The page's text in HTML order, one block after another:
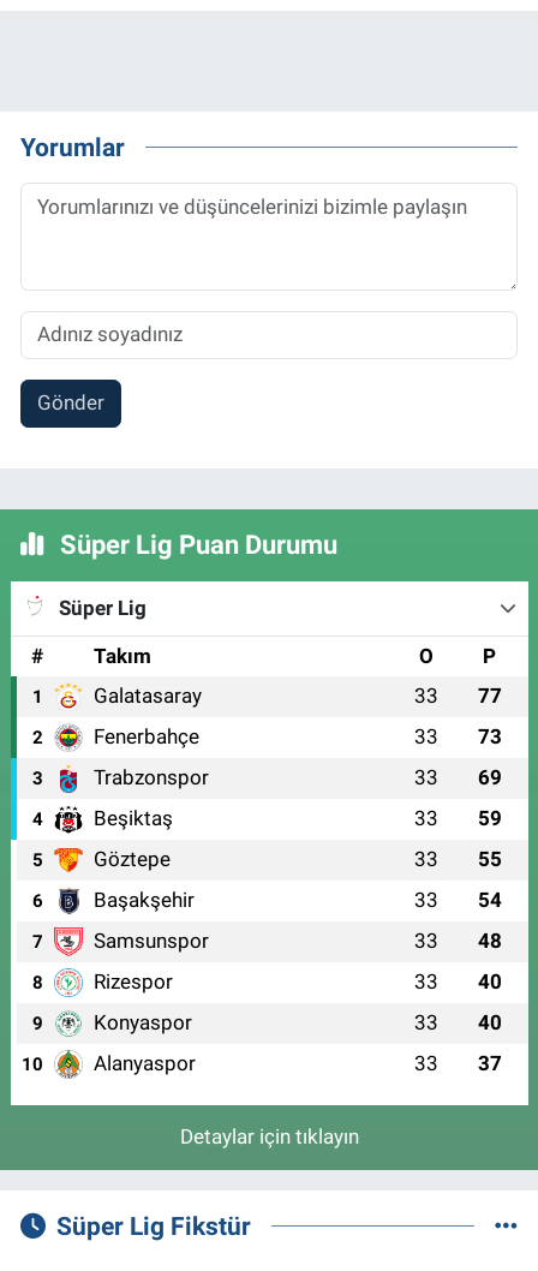
Yorumlar
Gönder
Süper Lig Puan Durumu
Süper Lig
#
Takım O P
1 Galatasaray 33 77
2 Fenerbahçe 33 73
3 Trabzonspor 33 69
4 Beşiktaş 33 59
5 Göztepe 33 55
6 Başakşehir 33 54
7 Samsunspor 33 48
8 Rizespor 33 40
9 Konyaspor 33 40
10 Alanyaspor 33 37
Detaylar için tıklayın
Süper Lig Fikstür